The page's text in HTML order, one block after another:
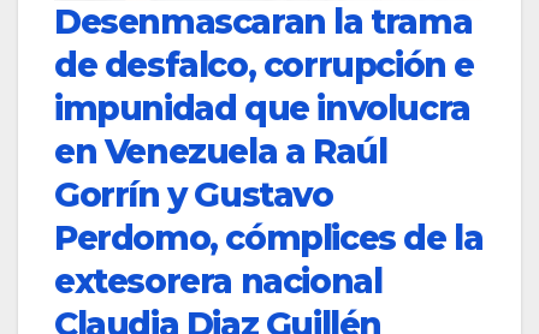
Desenmascaran la trama
de desfalco, corrupción e
impunidad que involucra
en Venezuela a Raúl
Gorrín y Gustavo
Perdomo, cómplices de la
extesorera nacional
Claudia Diaz Guillén